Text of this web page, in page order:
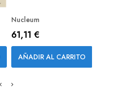
Nucleum
Precio
61,11 €
AÑADIR AL CARRITO